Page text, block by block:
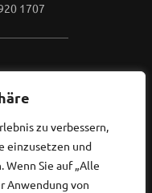
zu verbessern,
einzusetzen und
Wenn Sie auf „Alle
Anwendung von
1707
gerne.
zu hören...